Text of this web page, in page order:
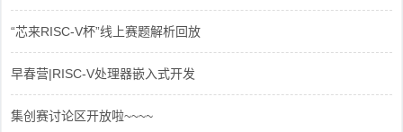
“芯来RISC-V杯”线上赛题解析回放
早春营|RISC-V处理器嵌入式开发
集创赛讨论区开放啦~~~~